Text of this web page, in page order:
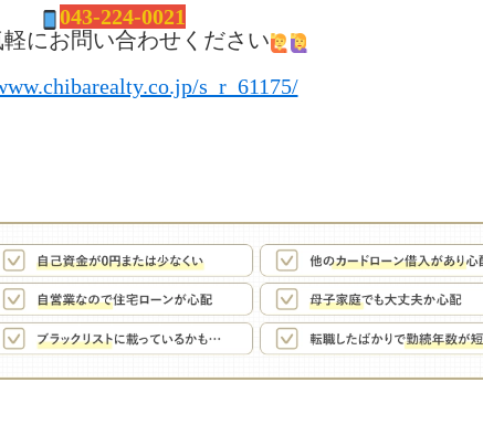
043-224-0021
軽にお問い合わせください
s_r_61175/